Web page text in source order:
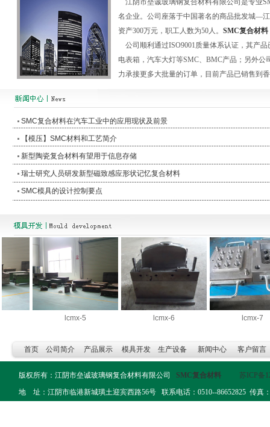
江阴市垒诚玻璃钢复合材料有限公司是专业
名企业。公司座落于中国著名的商品批发城—
资产300万元，职工人数为50人。 SMC复合材料
公司顺利通过ISO9001质量体系认证，其产
电表箱，汽车大灯等SMC、BMC产品；另外
力承接更多大批量的订单，目前产品已销售
SMC复合材料在汽车工业中的应用现状及前景
【模压】SMC材料和工艺简介
新型陶瓷复合材料有望用于信息存储
瑞士研究人员研发新型磁致感应形状记忆复合材料
SMC模具的设计控制要点
lcmx-5 lcmx-6 lcmx-7
首页 公司简介 产品展示 模具开发 生产设备 新闻中心 客户留言
版权所有：江阴市垒诚玻璃钢复合材料有限公司 SMC复合材料
苏ICP备
地 址：江阴市临港新城璜土迎宾西路56号 联系电话：0510--86652825 传真